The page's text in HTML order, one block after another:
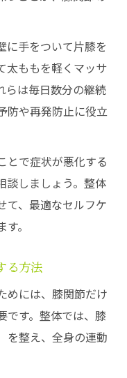
に手をついて片膝を
太ももを軽くマッサ
らは毎日数分の継続
防や再発防止に役立
とで症状が悪化する
談しましょう。整体
て、最適なセルフケ
。
る方法
めには、膝関節だけ
です。整体では、膝
を整え、全身の連動